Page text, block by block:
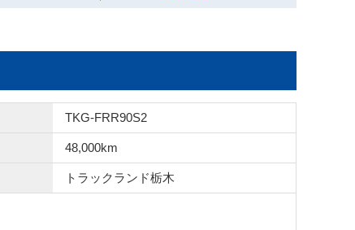
TKG-FRR90S2
48,000km
トラックランド栃木